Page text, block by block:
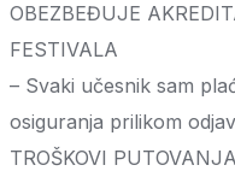
OBEZBEĐUJE
FESTIVALA
– Svaki učesnik sam
osiguranja prilikom
TROŠKOVI PUTOVANJA